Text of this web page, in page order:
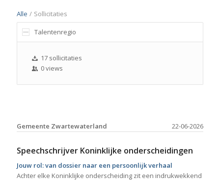
Alle / Sollicitaties
Talentenregio
17 sollicitaties
0 views
22-06-2026
Gemeente Zwartewaterland
Speechschrijver Koninklijke onderscheidingen
Jouw rol: van dossier naar een persoonlijk verhaal
Achter elke Koninklijke onderscheiding zit een indrukwekkend